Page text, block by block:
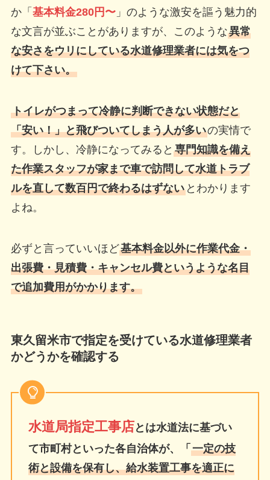
か「 基本料金280円〜」のような激安を謳う魅力的
な文言が並ぶことがありますが、このような異常
な安さをウリにしている水道修理業者には気をつ
けて下さい。
トイレがつまって冷静に判断できない状態だと
「安い！」と飛びついてしまう人が多いの実情で
す。しかし、冷静になってみると 専門知識を備え
た作業スタッフが家まで車で訪問して水道トラブ
ルを直して数百円で終わるはずないとわかります
よね。
必ずと言っていいほど基本料金以外に作業代金・
出張費・見積費・キャンセル費というような名目
で追加費用がかかります。
東久留米市で指定を受けている水道修理業者
かどうかを確認する
水道局指定工事店とは水道法に基づい
て市町村といった各自治体が、「 一定の技
術と設備を保有し、給水装置工事を適正に